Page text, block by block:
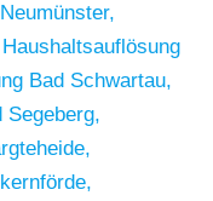
Haushaltsauflösung
Bad Schwartau,
Segeberg,